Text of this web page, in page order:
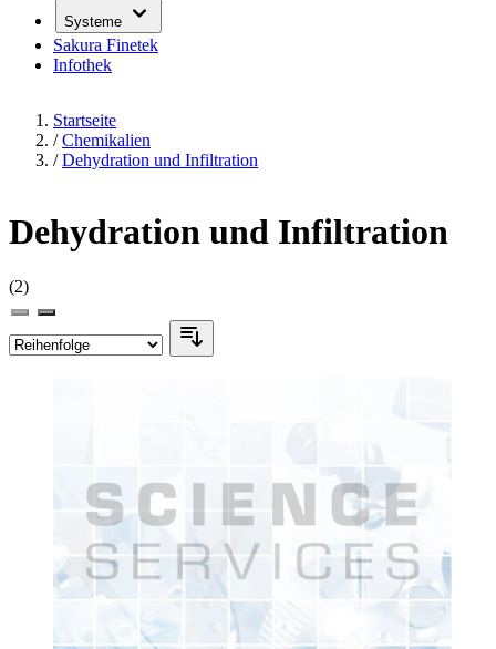
Systeme
Sakura Finetek
Infothek
Startseite
/ Chemikalien
/ Dehydration und Infiltration
Dehydration und Infiltration
(2)